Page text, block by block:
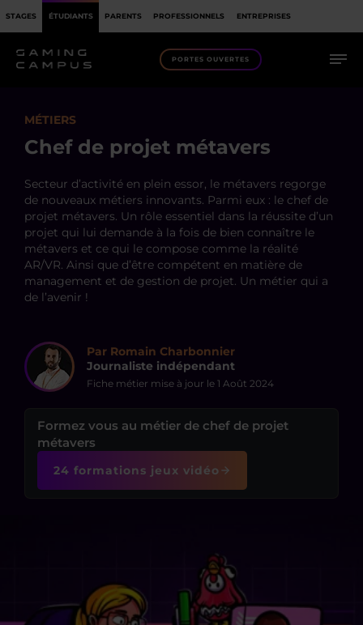
STAGES ÉTUDIANTS PARENTS PROFESSIONNELS ENTREPRISES
PORTES OUVERTES
MÉTIERS
Chef de projet métavers
Secteur d’activité en plein essor, le métavers regorge
de nouveaux métiers innovants. Parmi eux : le chef de
projet métavers. Un rôle essentiel dans la réussite d’un
projet qui lui demande à la fois de bien connaître le
métavers et ce qui le compose comme la réalité
AR/VR. Ainsi que d’être compétent en matière de
management et de gestion de projet. Un métier qui a
de l’avenir !
Par Romain Charbonnier
Journaliste indépendant
Fiche métier mise à jour le 1 Août 2024
Formez vous au métier de chef de projet
métavers
24 formations jeux vidéo